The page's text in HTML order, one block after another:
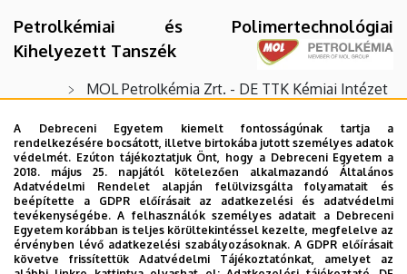
Petrolkémiai és Polimertechnológiai
Kihelyezett Tanszék
MOL Petrolkémia Zrt. - DE TTK Kémiai Intézet
Tanszékvezető: Lakatos Sándor
Természetvédelmi Zoológiai Kihelyezett
Tanszék
Hortobágyi Nemzeti Park
Igazgatósága - DE TTK Biológiai és
A Debreceni Egyetem kiemelt fontosságúnak tartja a
rendelkezésére bocsátott, illetve birtokába jutott személyes adatok
védelmét. Ezúton tájékoztatjuk Önt, hogy a Debreceni Egyetem a
2018. május 25. napjától kötelezően alkalmazandó Általános
Adatvédelmi Rendelet alapján felülvizsgálta folyamatait és
beépítette a GDPR előírásait az adatkezelési és adatvédelmi
tevékenységébe. A felhasználók személyes adatait a Debreceni
Egyetem korábban is teljes körültekintéssel kezelte, megfelelve az
érvényben lévő adatkezelési szabályozásoknak. A GDPR előírásait
követve frissítettük Adatvédelmi Tájékoztatónkat, amelyet az